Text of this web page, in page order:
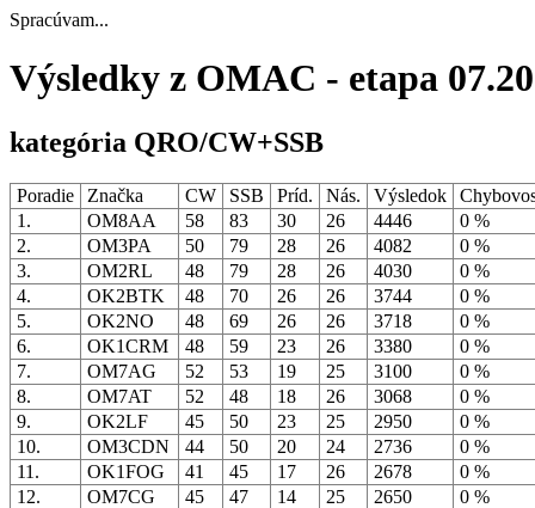
Spracúvam...
Výsledky z OMAC - etapa
kategória QRO/CW+SSB
Poradie Značka CW SSB Príd. Nás. Výsledok
1.
OM8AA 58 83 30 26 4446
0 %
2.
OM3PA 50 79 28 26 4082
0 %
3.
OM2RL 48 79 28 26 4030
0 %
4.
OK2BTK 48 70 26 26 3744
0 %
5.
OK2NO 48 69 26 26 3718
0 %
6.
OK1CRM 48 59 23 26 3380
0 %
7.
OM7AG 52 53 19 25 3100
0 %
8.
OM7AT 52 48 18 26 3068
0 %
9.
OK2LF 45 50 23 25 2950
0 %
10.
OM3CDN 44 50 20 24 2736
0 %
11.
OK1FOG 41 45 17 26 2678
0 %
12.
OM7CG 45 47 14 25 2650
0 %